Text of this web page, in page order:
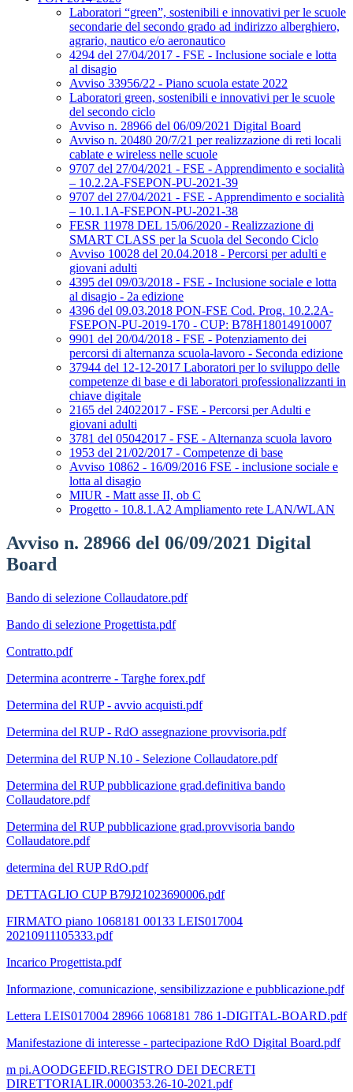
Laboratori “green”, sostenibili e innovativi per le scuole
secondarie del secondo grado ad indirizzo alberghiero,
agrario, nautico e/o aeronautico
4294 del 27/04/2017 - FSE - Inclusione sociale e lotta
al disagio
Avviso 33956/22 - Piano scuola estate 2022
Laboratori green, sostenibili e innovativi per le scuole
del secondo ciclo
Avviso n. 28966 del 06/09/2021 Digital Board
Avviso n. 20480 20/7/21 per realizzazione di reti locali
cablate e wireless nelle scuole
9707 del 27/04/2021 - FSE - Apprendimento e socialità
– 10.2.2A-FSEPON-PU-2021-39
9707 del 27/04/2021 - FSE - Apprendimento e socialità
– 10.1.1A-FSEPON-PU-2021-38
FESR 11978 DEL 15/06/2020 - Realizzazione di
SMART CLASS per la Scuola del Secondo Ciclo
Avviso 10028 del 20.04.2018 - Percorsi per adulti e
giovani adulti
4395 del 09/03/2018 - FSE - Inclusione sociale e lotta
al disagio - 2a edizione
4396 del 09.03.2018 PON-FSE Cod. Prog. 10.2.2A-
FSEPON-PU-2019-170 - CUP: B78H18014910007
9901 del 20/04/2018 - FSE - Potenziamento dei
percorsi di alternanza scuola-lavoro - Seconda edizione
37944 del 12-12-2017 Laboratori per lo sviluppo delle
competenze di base e di laboratori professionalizzanti in
chiave digitale
2165 del 24022017 - FSE - Percorsi per Adulti e
giovani adulti
3781 del 05042017 - FSE - Alternanza scuola lavoro
1953 del 21/02/2017 - Competenze di base
Avviso 10862 - 16/09/2016 FSE - inclusione sociale e
lotta al disagio
MIUR - Matt asse II, ob C
Progetto - 10.8.1.A2 Ampliamento rete LAN/WLAN
Avviso n. 28966 del 06/09/2021 Digital
Board
Bando di selezione Collaudatore.pdf
Bando di selezione Progettista.pdf
Contratto.pdf
Determina acontrerre - Targhe forex.pdf
Determina del RUP - avvio acquisti.pdf
Determina del RUP - RdO assegnazione provvisoria.pdf
Determina del RUP N.10 - Selezione Collaudatore.pdf
Determina del RUP pubblicazione grad.definitiva bando
Collaudatore.pdf
Determina del RUP pubblicazione grad.provvisoria bando
Collaudatore.pdf
determina del RUP RdO.pdf
DETTAGLIO CUP B79J21023690006.pdf
FIRMATO piano 1068181 00133 LEIS017004
20210911105333.pdf
Incarico Progettista.pdf
Informazione, comunicazione, sensibilizzazione e pubblicazione.pdf
Lettera LEIS017004 28966 1068181 786 1-DIGITAL-BOARD.pdf
Manifestazione di interesse - partecipazione RdO Digital Board.pdf
m pi.AOODGEFID.REGISTRO DEI DECRETI
DIRETTORIALIR.0000353.26-10-2021.pdf